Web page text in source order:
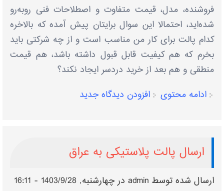
فروشنده، مدل، قیمت متفاوت و اصطلاحات فنی روبه‌رو
شده‌اید، احتمالا این سوال برایتان پیش آمده که بالاخره
کدام پالت برای کار من مناسب است و از چه شرکتی باید
بخرم که هم کیفیت قابل قبول داشته باشد، هم قیمت
منطقی و هم بعد از خرید دردسر ایجاد نکند؟
ادامه محتوی
افزودن دیدگاه جدید
ارسال پالت پلاستیکی به عراق
ارسال شده توسطadmin در چهارشنبه, 1403/9/28 - 16:11